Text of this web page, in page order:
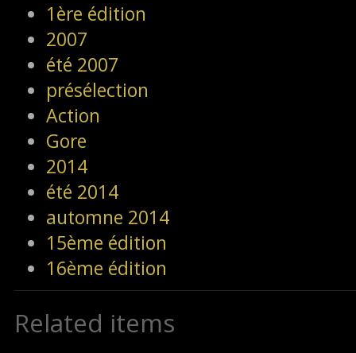
1ère édition
2007
été 2007
présélection
Action
Gore
2014
été 2014
automne 2014
15ème édition
16ème édition
Related items